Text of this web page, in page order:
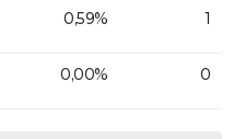
0,59% 1
0,00% 0